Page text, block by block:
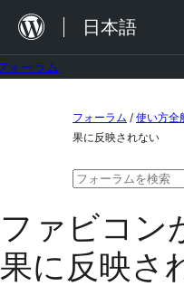
を
日本語
ォーラム
ツ
へ
ス
フォーラム / 使い方全
果に反映されない
検
対
象:
ファビコン
果に反映さ